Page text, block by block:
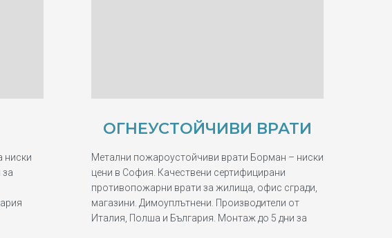
ниски
ОГНЕУСТОЙЧИВИ ВРАТИ
Метални пожароустойчиви врати Борман – ниски
цени в София. Качествени сертифицирани
противопожарни врати за жилища, офис сгради,
магазини. Димоуплътнени. Производители от
Италия, Полша и България. Монтаж до 5 дни за